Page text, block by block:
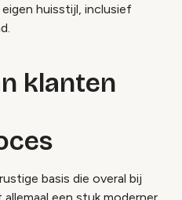
huisstijl, inclusief
klanten
basis die overal bij
een stuk moderner